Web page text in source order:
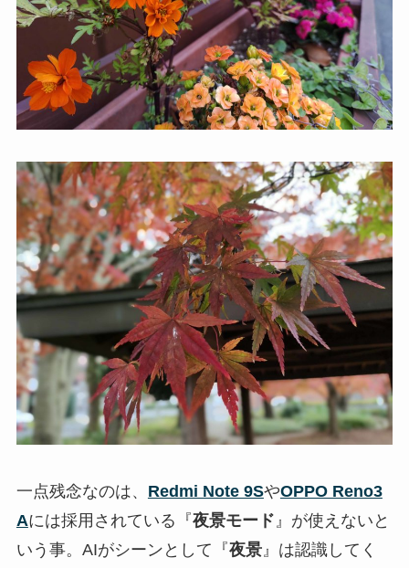
一点残念なのは、 Redmi Note 9SやOPPO Reno3
Aには採用されている『夜景モード』が使えないと
いう事。AIがシーンとして『夜景』は認識してく